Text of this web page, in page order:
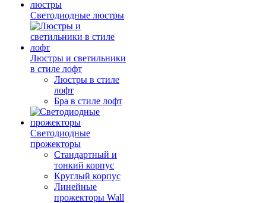
Светодиодные люстры
Люстры и светильники
в стиле лофт
Люстры в стиле
лофт
Бра в стиле лофт
Светодиодные
прожекторы
Стандартный и
тонкий корпус
Круглый корпус
Линейные
прожекторы Wall